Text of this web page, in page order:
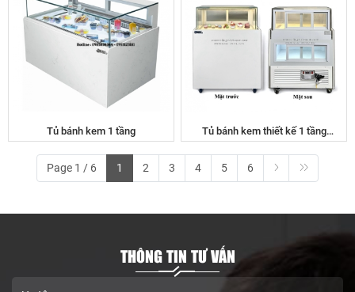
Tủ bánh kem 1 tầng
Tủ bánh kem thiết kế 1 tầng
90cm GB-250-4L.Z1
Page 1 / 6 1 2 3 4 5 6
THÔNG TIN TƯ VẤN